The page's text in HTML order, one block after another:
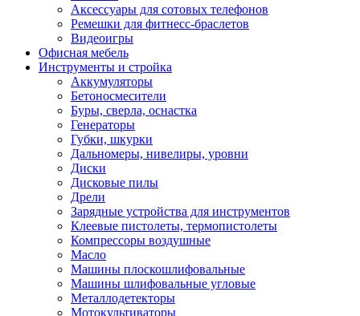
Аксессуары для сотовых телефонов
Ремешки для фитнесс-браслетов
Видеоигры
Офисная мебель
Инструменты и стройка
Аккумуляторы
Бетоносмесители
Буры, сверла, оснастка
Генераторы
Губки, шкурки
Дальномеры, нивелиры, уровни
Диски
Дисковые пилы
Дрели
Зарядные устройства для инструментов
Клеевые пистолеты, термопистолеты
Компрессоры воздушные
Масло
Машины плоскошлифовальные
Машины шлифовальные угловые
Металлодетекторы
Мотокультиваторы